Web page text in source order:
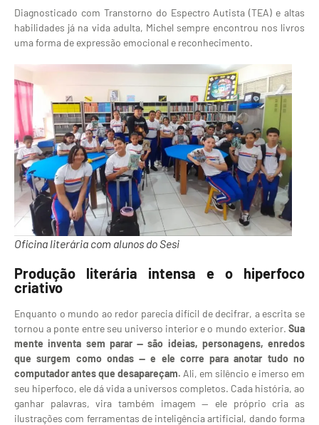
Diagnosticado com Transtorno do Espectro Autista (TEA) e altas
habilidades já na vida adulta, Michel sempre encontrou nos livros
uma forma de expressão emocional e reconhecimento.
Oficina literária com alunos do Sesi
Produção literária intensa e o hiperfoco
criativo
Enquanto o mundo ao redor parecia difícil de decifrar, a escrita se
tornou a ponte entre seu universo interior e o mundo exterior. Sua
mente inventa sem parar — são ideias, personagens, enredos
que surgem como ondas — e ele corre para anotar tudo no
computador antes que desapareçam. Ali, em silêncio e imerso em
seu hiperfoco, ele dá vida a universos completos. Cada história, ao
ganhar palavras, vira também imagem — ele próprio cria as
ilustrações com ferramentas de inteligência artificial, dando forma